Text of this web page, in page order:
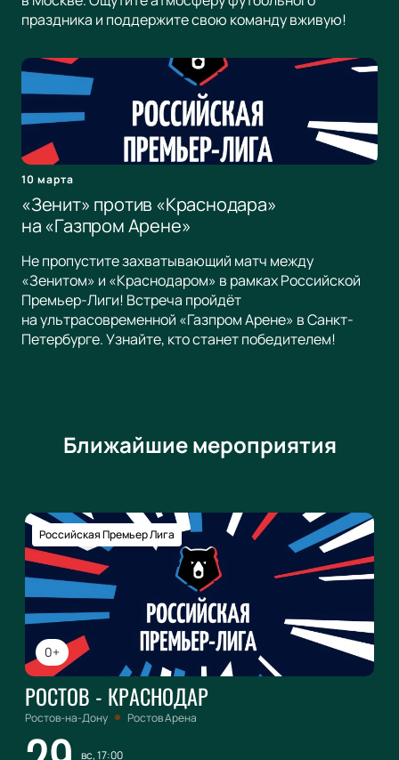
праздника и поддержите свою команду вживую!
10 марта
«Зенит» против «Краснодара»
на «Газпром Арене»
Не пропустите захватывающий матч между
«Зенитом» и «Краснодаром» в рамках Российской
Премьер-Лиги! Встреча пройдёт
на ультрасовременной «Газпром Арене» в Санкт-
Петербурге. Узнайте, кто станет победителем!
Ближайшие мероприятия
0+
Российская Премьер Лига
РОСТОВ - КРАСНОДАР
Ростов-на-Дону Ростов Арена
вс, 17:00